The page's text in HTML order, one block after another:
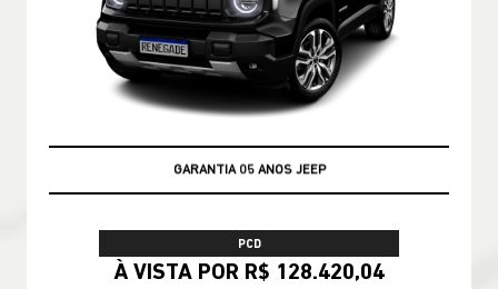
GARANTIA 05 ANOS JEEP
PCD
À VISTA POR R$ 128.420,04